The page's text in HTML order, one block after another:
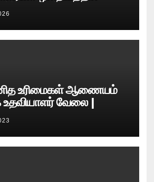
அறிவிப்பு 2026
உரிமைகள் ஆணையம்
வேலை |
தேதி அறிவிப்பு..?